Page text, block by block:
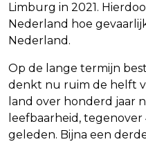
Limburg in 2021.
Nederland hoe
Nederland.
Op de lange termijn
denkt nu ruim de helft
land over honderd jaar
leefbaarheid,
geleden. Bijna een